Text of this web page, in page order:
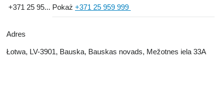
+371 25 95... Pokaż +371 25 959 999
Adres
Łotwa, LV-3901, Bauska, Bauskas novads, Mežotnes iela 33A